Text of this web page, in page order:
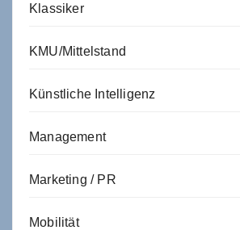
Klassiker
KMU/Mittelstand
Künstliche Intelligenz
Management
Marketing / PR
Mobilität